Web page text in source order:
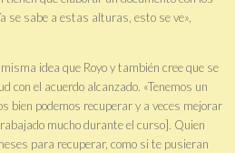
se sabe a estas alturas, esto se ve»,
idea que Royo y también cree que se
con el acuerdo alcanzado. «Tenemos un
bien podemos recuperar y a veces mejorar
mucho durante el curso]. Quien
para recuperar, como si te pusieran